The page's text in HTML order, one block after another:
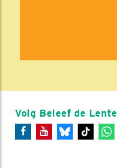
Volg Beleef de Lente